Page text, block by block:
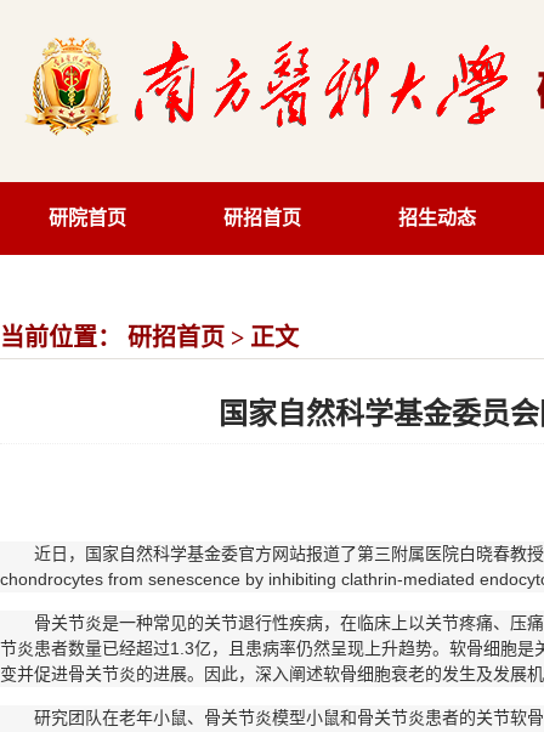
研院首页 研招首页 招生动态
当前位置： 研招首页 > 正文
国家自然科学基金委员
近日，国家自然科学基金委官方网站报道了第三附属医院白晓春教
chondrocytes from senescence by inhibiting clathrin-mediated
骨关节炎是一种常见的关节退行性疾病，在临床上以关节疼痛、压
节炎患者数量已经超过1.3亿，且患病率仍然呈现上升趋势。软骨细胞
变并促进骨关节炎的进展。因此，深入阐述软骨细胞衰老的发生及发展
研究团队在老年小鼠、骨关节炎模型小鼠和骨关节炎患者的关节软